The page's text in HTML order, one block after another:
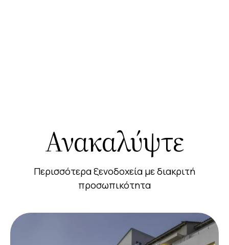
Ανακαλύψτε
Περισσότερα ξενοδοχεία με διακριτή
προσωπικότητα